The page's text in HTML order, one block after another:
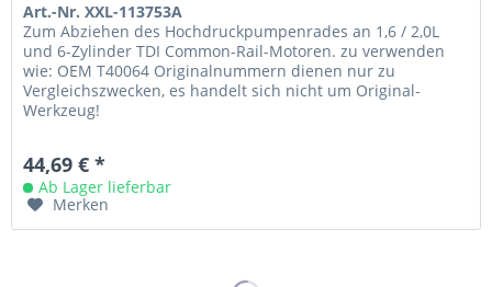
Art.-Nr. XXL-113753A
Zum Abziehen des Hochdruckpumpenrades an 1,6 / 2,0L
und 6-Zylinder TDI Common-Rail-Motoren. zu verwenden
wie: OEM T40064 Originalnummern dienen nur zu
Vergleichszwecken, es handelt sich nicht um Original-
Werkzeug!
44,69 € *
Ab Lager lieferbar
Merken